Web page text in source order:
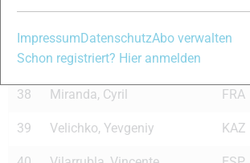
37 Nousiainen, Ville
38 Miranda, Cyril FRA
39 Velichko, Yevgeniy KAZ
ImpressumDatenschutzAbo verwalten
Schon registriert? Hier anmelden